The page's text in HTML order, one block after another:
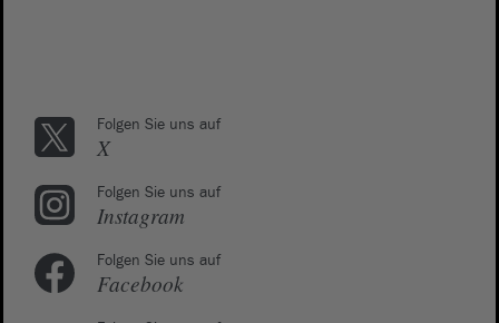
Folgen Sie uns auf
X
Folgen Sie uns auf
Instagram
Folgen Sie uns auf
Facebook